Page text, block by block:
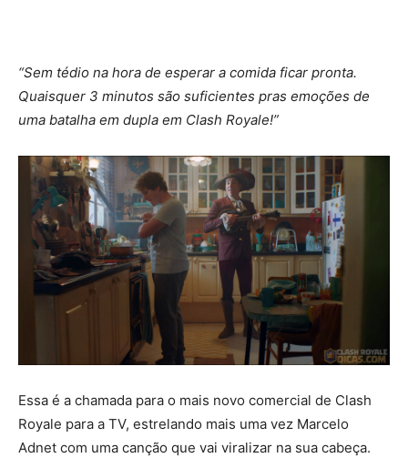
“Sem tédio na hora de esperar a comida ficar pronta.
Quaisquer 3 minutos são suficientes pras emoções de
uma batalha em dupla em Clash Royale!”
Essa é a chamada para o mais novo comercial de Clash
Royale para a TV, estrelando mais uma vez Marcelo
Adnet com uma canção que vai viralizar na sua cabeça.